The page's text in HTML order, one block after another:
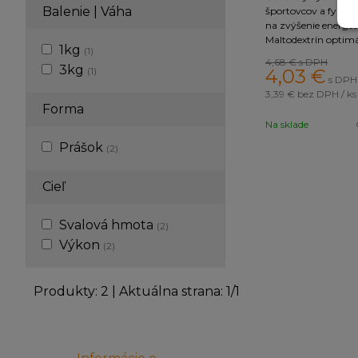
Vedľajšie účinky maltodextrínu
je všeobecne bezpečný, no jeho
prispôsobiť individuálnym potrebám. U citlivých
Balenie | Váha
1kg (1)
3kg (1)
Forma
Prášok (2)
Cieľ
Svalová hmota (2)
Výkon (2)
športovcov a
na zvýšenie
Maltodextrín
zažívacie ťažkosti.
typovo je DE 18.
4,68 €s DPH
4,03 € s
3,39 € bez DPH / ks
Na sklade
Produkty: 2 | Aktuálna strana: 1/1